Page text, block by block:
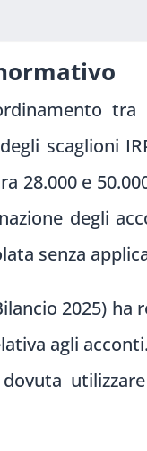
tra
scaglioni
28.000 e
degli
senza
2025)
agli